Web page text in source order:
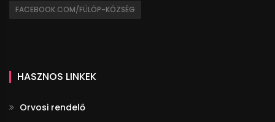
FACEBOOK.COM/FÜLÖP-KÖZSÉG
HASZNOS LINKEK
Orvosi rendelő